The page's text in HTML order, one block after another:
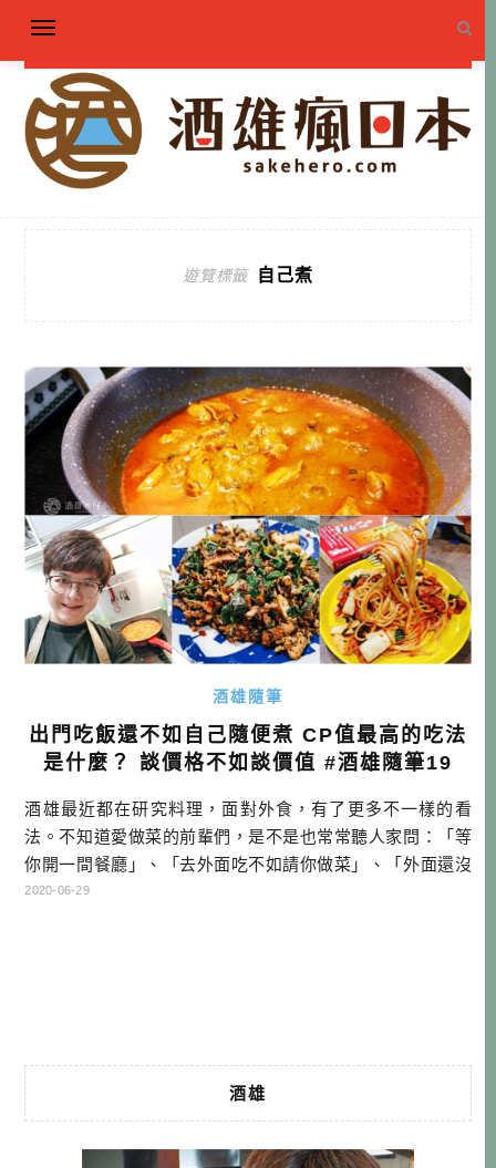
遊覽標籤 自己煮
酒雄隨筆
出門吃飯還不如自己隨便煮 CP值最高的吃法
是什麼？ 談價格不如談價值 #酒雄隨筆19
酒雄最近都在研究料理，面對外食，有了更多不一樣的看
法。不知道愛做菜的前輩們，是不是也常常聽人家問：「等
你開一間餐廳」、「去外面吃不如請你做菜」、「外面還沒
家裡的好吃」等等，當然這些可能都是恭維，不過倒是讓我
2020-06-29
酒雄